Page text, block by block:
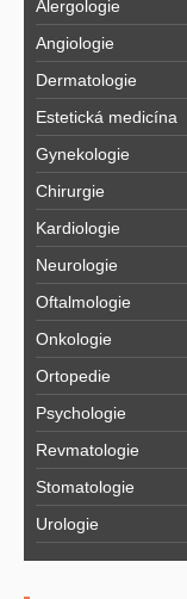
Alergologie
Angiologie
Dermatologie
Estetická medicína
Gynekologie
Chirurgie
Kardiologie
Neurologie
Oftalmologie
Onkologie
Ortopedie
Psychologie
Revmatologie
Stomatologie
Urologie